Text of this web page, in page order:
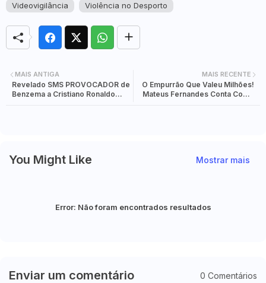
Videovigilância
Violência no Desporto
MAIS RECENTE
O Empurrão Que Valeu Milhões!
Mateus Fernandes Conta Como
MAIS ANTIGA
Revelado SMS PROVOCADOR de
Benzema a Cristiano Ronaldo
You Might Like Mostrar mais
Error: Não foram encontrados resultados
Enviar um comentário 0 Comentários